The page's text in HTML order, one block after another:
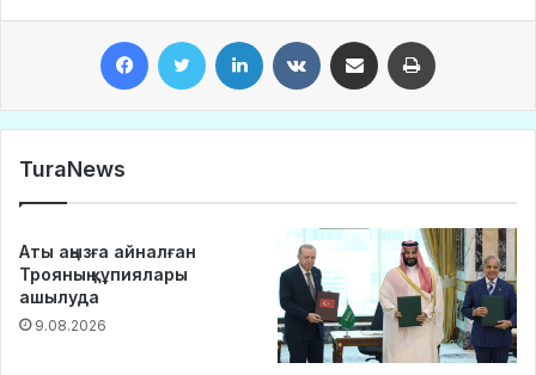
TuraNews
Аты аңызға айналған
Трояның құпиялары
ашылуда
9.08.2026